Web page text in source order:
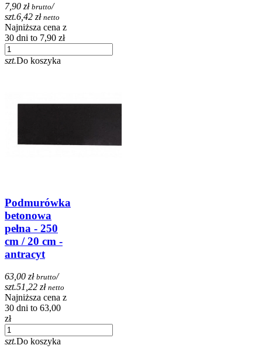
7,90 zł brutto/
szt.6,42 zł netto
Najniższa cena z
30 dni to 7,90 zł
szt.Do koszyka
Podmurówka
betonowa
pełna - 250
cm / 20 cm -
antracyt
63,00 zł brutto/
szt.51,22 zł netto
Najniższa cena z
30 dni to 63,00
zł
szt.Do koszyka